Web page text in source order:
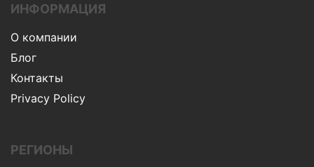
ИНФОРМАЦИЯ
О компании
Блог
Контакты
Privacy Policy
РЕГИОНЫ